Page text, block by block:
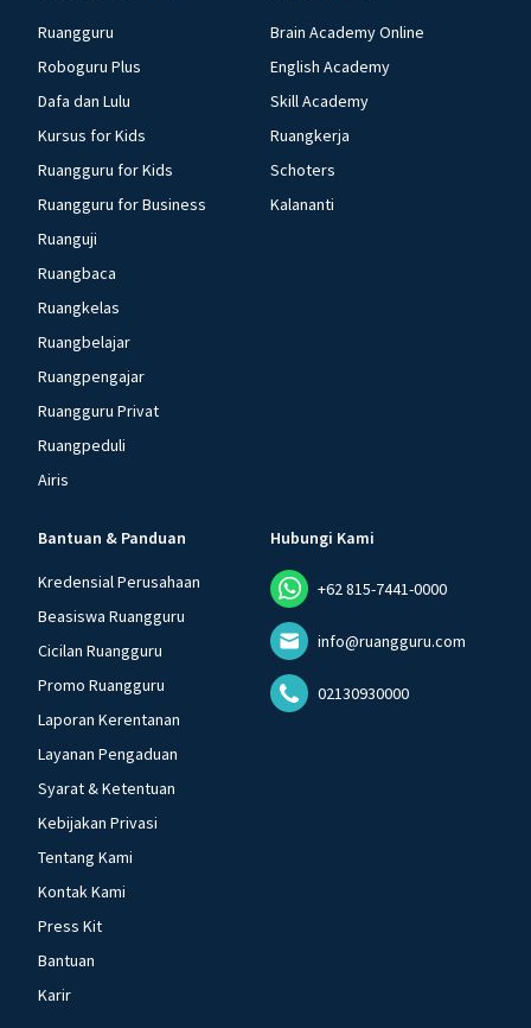
Ruangguru
Roboguru Plus
Dafa dan Lulu
Kursus for Kids
Ruangguru for Kids
Ruangguru for Business
Ruanguji
Ruangbaca
Ruangkelas
Ruangbelajar
Ruangpengajar
Ruangguru Privat
Ruangpeduli
Airis
Brain Academy Online
English Academy
Skill Academy
Ruangkerja
Schoters
Kalananti
Bantuan & Panduan
Kredensial Perusahaan
Beasiswa Ruangguru
Cicilan Ruangguru
Promo Ruangguru
Laporan Kerentanan
Layanan Pengaduan
Syarat & Ketentuan
Kebijakan Privasi
Tentang Kami
Kontak Kami
Press Kit
Bantuan
Karir
Hubungi Kami
+62 815-7441-0000
info@ruangguru.com
02130930000